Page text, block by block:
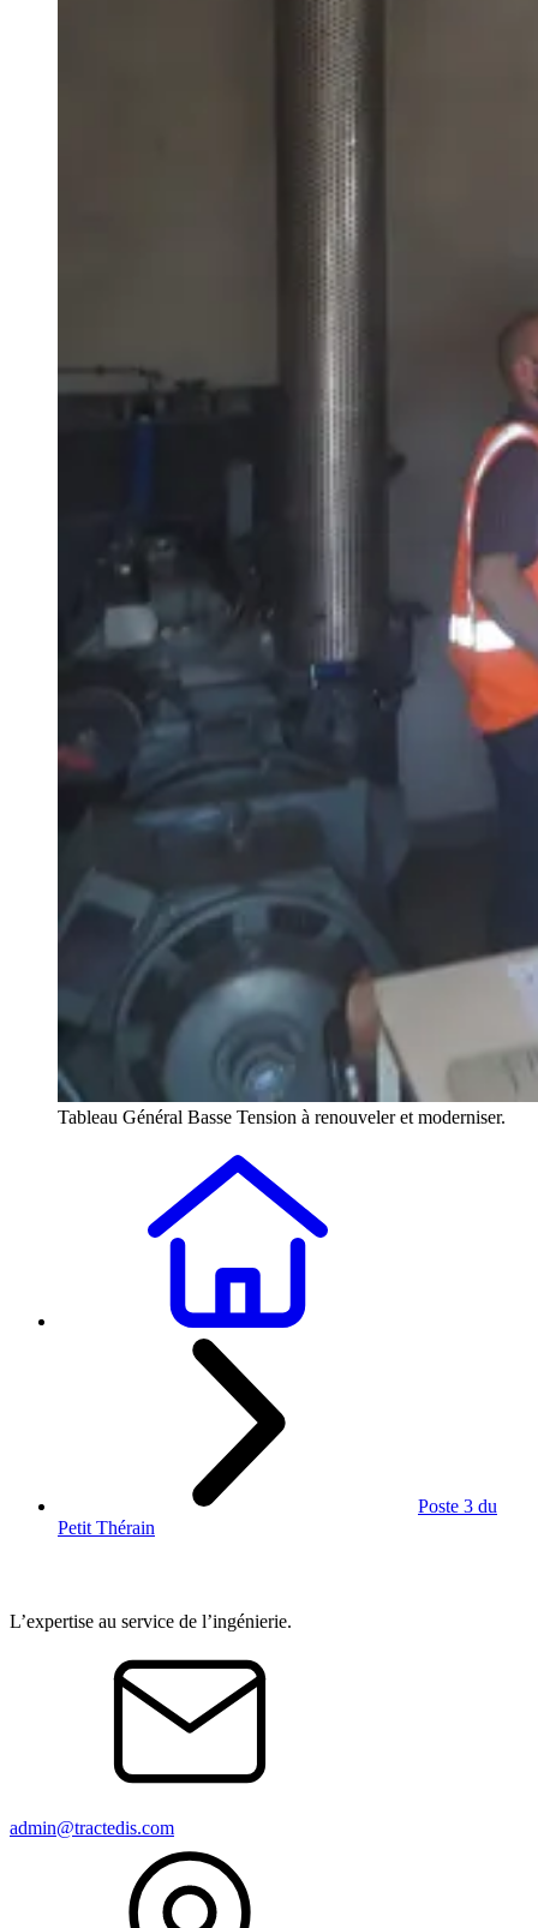
Tableau Général Basse Tension à renouveler et moderniser.
Poste 3 du
Petit Thérain
L’expertise au service de l’ingénierie.
admin@tractedis.com